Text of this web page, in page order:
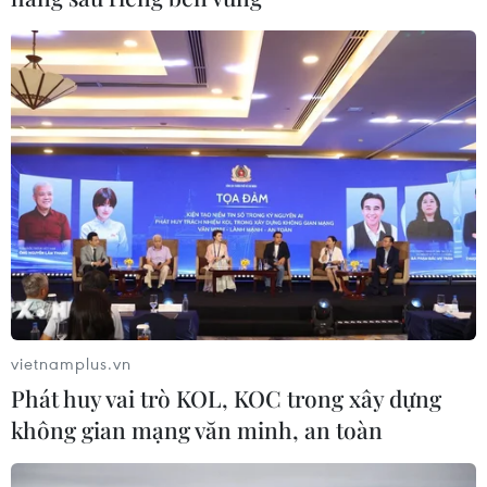
vietnamplus.vn
Phát huy vai trò KOL, KOC trong xây dựng
không gian mạng văn minh, an toàn